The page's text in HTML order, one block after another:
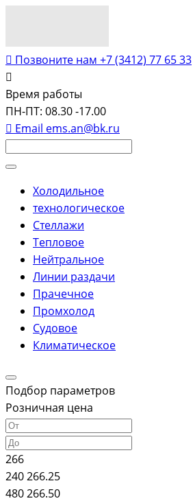
Позвоните нам +7 (3412) 77 65 33
Время работы
ПН-ПТ: 08.30 -17.00
Email ems.an@bk.ru
Холодильное
технологическое
Стеллажи
Тепловое
Нейтральное
Линии раздачи
Прачечное
Промхолод
Судовое
Климатическое
Подбор параметров
Розничная цена
266
240 266.25
480 266.50